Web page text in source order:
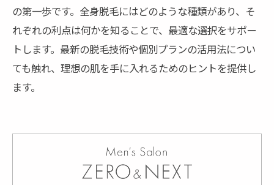
の第一歩です。全身脱毛にはどのような種類があり、そ
れぞれの利点は何かを知ることで、最適な選択をサポー
トします。最新の脱毛技術や個別プランの活用法につい
ても触れ、理想の肌を手に入れるためのヒントを提供し
ます。